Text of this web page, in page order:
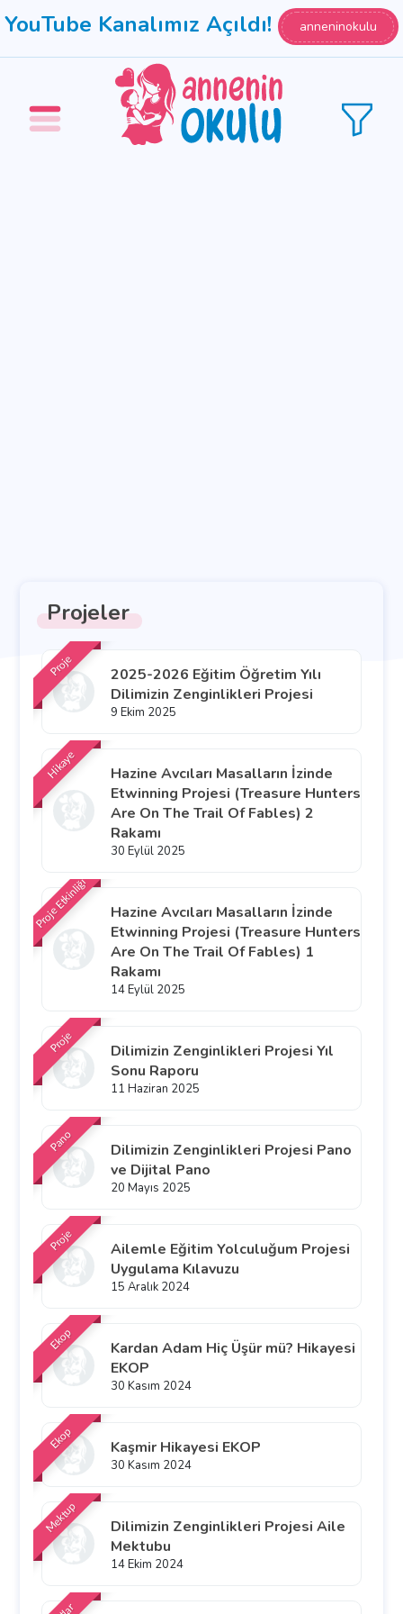
YouTube Kanalımız Açıldı! anneninokulu
Projeler
Proje
2025-2026 Eğitim Öğretim Yılı
Dilimizin Zenginlikleri Projesi
9 Ekim 2025
Hikaye
Hazine Avcıları Masalların İzinde
Etwinning Projesi (Treasure Hunters
Are On The Trail Of Fables) 2
Rakamı
30 Eylül 2025
Proje Etkinliği
Hazine Avcıları Masalların İzinde
Etwinning Projesi (Treasure Hunters
Are On The Trail Of Fables) 1
Rakamı
14 Eylül 2025
Proje
Dilimizin Zenginlikleri Projesi Yıl
Sonu Raporu
11 Haziran 2025
Pano
Dilimizin Zenginlikleri Projesi Pano
ve Dijital Pano
20 Mayıs 2025
Proje
Ailemle Eğitim Yolculuğum Projesi
Uygulama Kılavuzu
15 Aralık 2024
Ekop
Kardan Adam Hiç Üşür mü? Hikayesi
EKOP
30 Kasım 2024
Ekop Kaşmir Hikayesi EKOP
30 Kasım 2024
Mektup
Dilimizin Zenginlikleri Projesi Aile
Mektubu
14 Ekim 2024